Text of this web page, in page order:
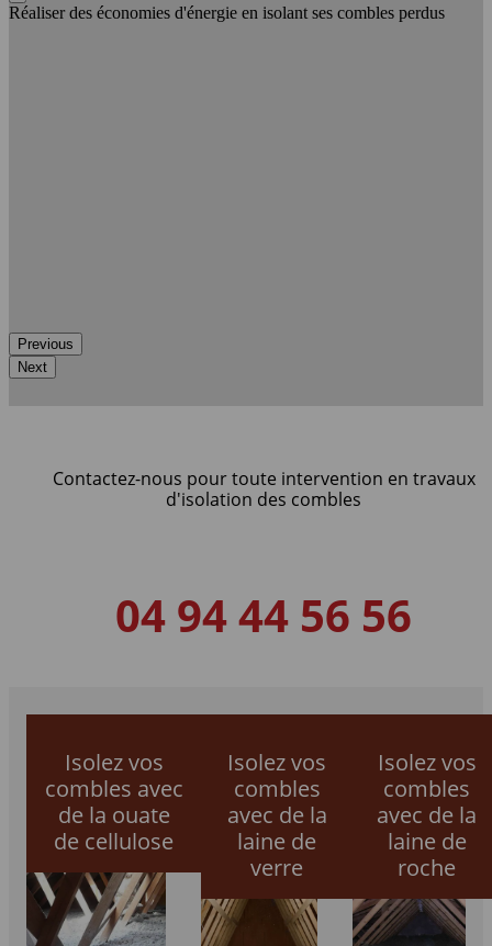
Réaliser des économies d'énergie en isolant ses combles perdus
Previous
Next
Contactez-nous pour toute intervention en travaux
d'isolation des combles
04 94 44 56 56
Isolez vos
combles avec
de la ouate
de cellulose
Isolez vos
combles
avec de la
laine de
verre
Isolez vos
combles
avec de la
laine de
roche